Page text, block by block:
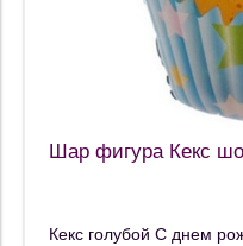
Шар фигура Кекс
Кекс голубой С днем